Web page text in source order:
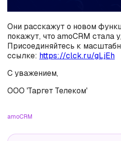
Они расскажут о новом
покажут, что amoCRM стала
Присоединяйтесь к
ссылке: https://clck.ru/gLjEh
С уважением,
ООО 'Таргет Телеком'
amoCRM